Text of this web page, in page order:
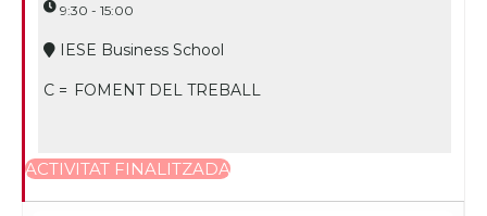
9:30 - 15:00
IESE Business School
C = FOMENT DEL TREBALL
ACTIVITAT FINALITZADA